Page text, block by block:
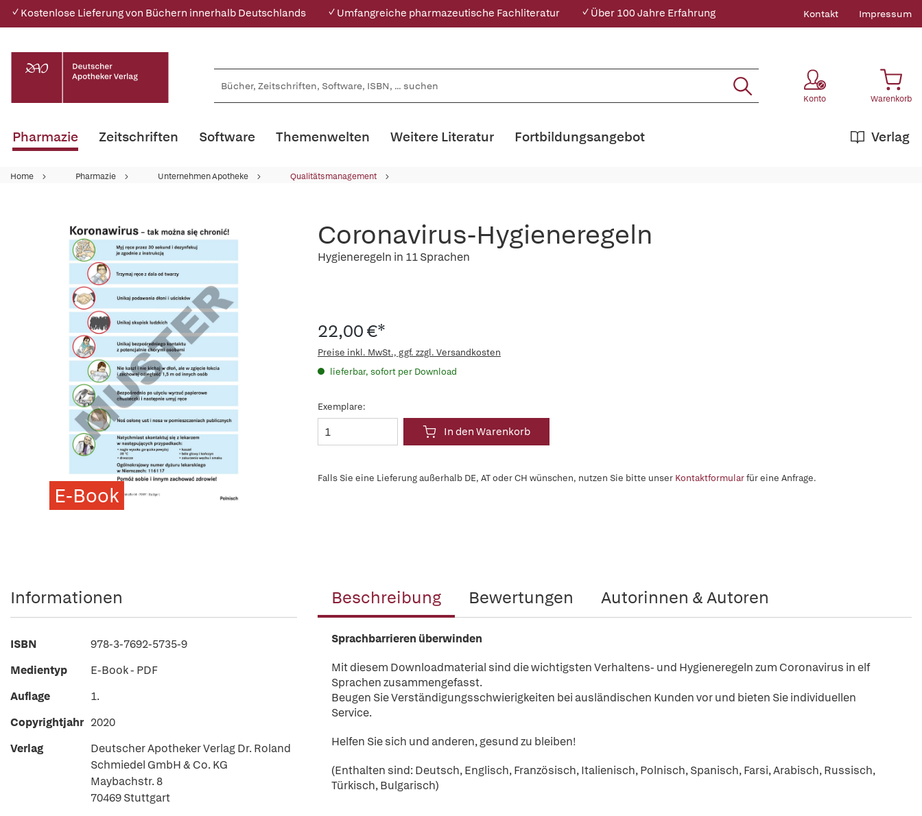
✓ Kostenlose Lieferung von Büchern innerhalb Deutschlands ✓ Umfangreiche pharmazeutische Fachliteratur ✓ Über 100 Jahre Erfahrung Kontakt Impressum
Konto Warenkorb
Pharmazie Zeitschriften Software Themenwelten Weitere Literatur Verlag
Fortbildungsangebot
Home Pharmazie Unternehmen Apotheke Qualitätsmanagement
E-Book
Coronavirus-Hygieneregeln
Hygieneregeln in 11 Sprachen
22,00 €*
Preise inkl. MwSt., ggf. zzgl. Versandkosten
lieferbar, sofort per Download
Exemplare:
In den Warenkorb
Falls Sie eine Lieferung außerhalb DE, AT oder CH wünschen, nutzen Sie bitte unser Kontaktformularfür eine Anfrage.
Beschreibung Bewertungen Autorinnen & Autoren
Sprachbarrieren überwinden
Mit diesem Downloadmaterial sind die wichtigsten Verhaltens- und Hygieneregeln zum Coronavirus in elf
Sprachen zusammengefasst.
Beugen Sie Verständigungsschwierigkeiten bei ausländischen Kunden vor und bieten Sie individuellen
Service.
Helfen Sie sich und anderen, gesund zu bleiben!
(Enthalten sind: Deutsch, Englisch, Französisch, Italienisch, Polnisch, Spanisch, Farsi, Arabisch, Russisch,
Türkisch, Bulgarisch)
Informationen
ISBN
978-3-7692-5735-9
Medientyp
E-Book - PDF
Auflage
1.
Copyrightjahr 2020
Verlag
Deutscher Apotheker Verlag Dr. Roland
Schmiedel GmbH & Co. KG
Maybachstr. 8
70469 Stuttgart